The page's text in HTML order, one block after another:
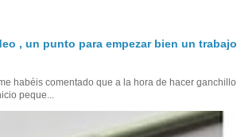
, un punto para empezar bien un trabajo
habéis comentado que a la hora de hacer ganchillo
peque...